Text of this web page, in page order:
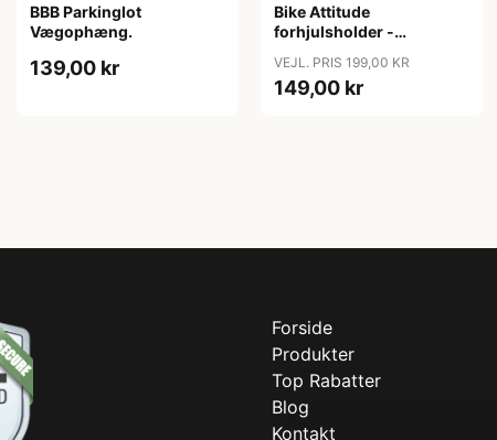
BBB Parkinglot
Vægophæng.
139,00 kr
Bike Attitude
forhjulsholder -
VEJL. PRIS 199,00 KR
149,00 kr
Forside
Produkter
Top Rabatter
Blog
Kontakt